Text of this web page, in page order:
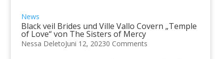
News
Black veil Brides und Ville Vallo Covern „Temple
of Love“ von The Sisters of Mercy
Nessa DeletoJuni 12, 20230 Comments